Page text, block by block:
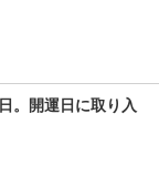
。開運日に取り入